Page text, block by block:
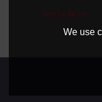
Acerca de >>
We use